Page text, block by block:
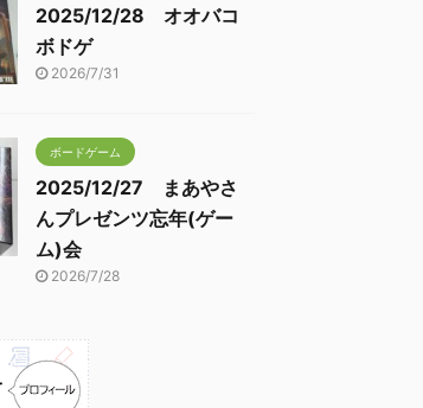
2025/12/28 オオバコ
ボドゲ
2026/7/31
ボードゲーム
2025/12/27 まあやさ
んプレゼンツ忘年(ゲー
ム)会
2026/7/28